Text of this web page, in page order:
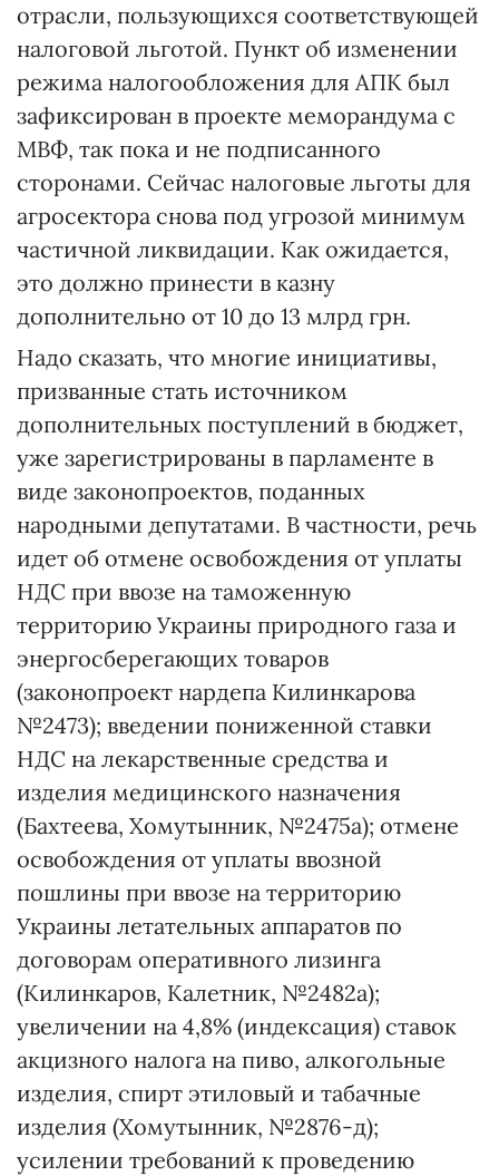
отрасли, пользующихся соответствующей
налоговой льготой. Пункт об изменении
режима налогообложения для АПК был
зафиксирован в проекте меморандума с
МВФ, так пока и не подписанного
сторонами. Сейчас налоговые льготы для
агросектора снова под угрозой минимум
частичной ликвидации. Как ожидается,
это должно принести в казну
дополнительно от 10 до 13 млрд грн.
Надо сказать, что многие инициативы,
призванные стать источником
дополнительных поступлений в бюджет,
уже зарегистрированы в парламенте в
виде законопроектов, поданных
народными депутатами. В частности, речь
идет об отмене освобождения от уплаты
НДС при ввозе на таможенную
территорию Украины природного газа и
энергосберегающих товаров
(законопроект нардепа Килинкарова
№2473); введении пониженной ставки
НДС на лекарственные средства и
изделия медицинского назначения
(Бахтеева, Хомутынник, №2475а); отмене
освобождения от уплаты ввозной
пошлины при ввозе на территорию
Украины летательных аппаратов по
договорам оперативного лизинга
(Килинкаров, Калетник, №2482а);
увеличении на 4,8% (индексация) ставок
акцизного налога на пиво, алкогольные
изделия, спирт этиловый и табачные
изделия (Хомутынник, №2876-д);
усилении требований к проведению